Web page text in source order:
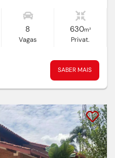
8
Vagas
630m²
Privat.
SABER MAIS